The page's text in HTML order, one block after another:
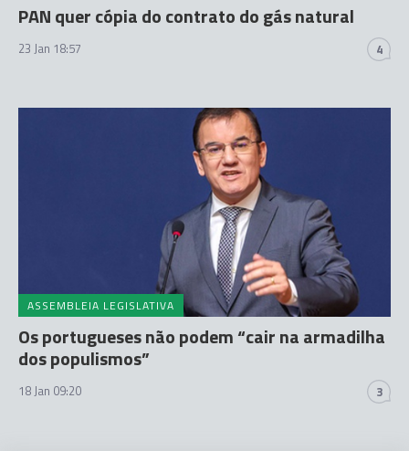
PAN quer cópia do contrato do gás natural
23 Jan 18:57 4
ASSEMBLEIA LEGISLATIVA
Os portugueses não podem “cair na armadilha
dos populismos”
18 Jan 09:20 3